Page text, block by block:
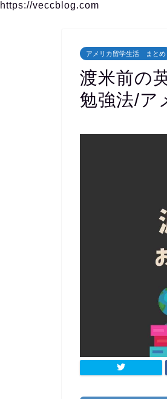
https://veccblog.com
アメリカ留学生活 まとめ
渡米前の
勉強法/ア